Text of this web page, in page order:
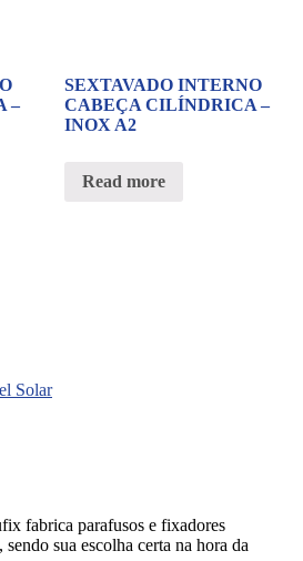
–
SEXTAVADO INTERNO
CABEÇA CILÍNDRICA –
INOX A2
Read more
Solar
fabrica parafusos e fixadores
sua escolha certa na hora da